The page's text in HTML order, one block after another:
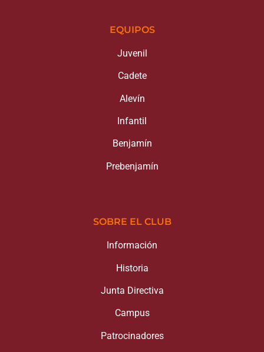
EQUIPOS
Juvenil
Cadete
Alevín
Infantil
Benjamín
Prebenjamín
SOBRE EL CLUB
Información
Historia
Junta Directiva
Campus
Patrocinadores